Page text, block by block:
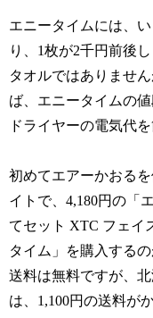
エニータイムには、
り、1枚が2千円前後
タオルではありませ
ば、エニータイムの
ドライヤーの電気代
初めてエアーかおる
イトで、4,180円の「
てセット XTC フェイ
タイム」を購入するの
送料は無料ですが、
は、1,100円の送料が